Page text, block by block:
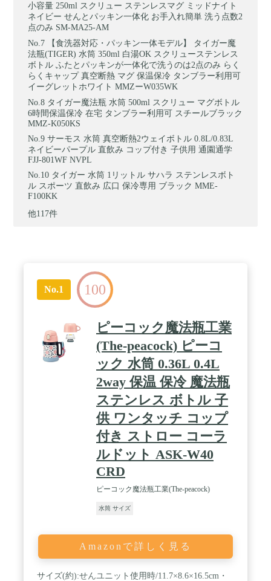
小容量 250ml スクリュー ステンレスマグ ミッドナイト
ネイビー せんとパッキン一体化 お手入れ簡単 洗う点数2
点のみ SM-MA25-AM
【食洗器対応・パッキン一体モデル】 タイガー魔
法瓶(TIGER) 水筒 350ml 白湯OK スクリューステンレス
ボトル ふたとパッキンが一体化で洗うのは2点のみ らく
らくキャップ 真空断熱 マグ 保温保冷 タンブラー利用可
イーグレットホワイト MMZーW035WK
タイガー魔法瓶 水筒 500ml スクリュー マグボトル
6時間保温保冷 在宅 タンブラー利用可 スチールブラック
MMZ-K050KS
サーモス 水筒 真空断熱2ウェイボトル 0.8L/0.83L
ネイビーパープル 直飲み コップ付き 子供用 通園通学
FJJ-801WF NVPL
タイガー 水筒 1リットル サハラ ステンレスボト
ル スポーツ 直飲み 広口 保冷専用 ブラック MME-
F100KK
他117件
No.1 100
ピーコック魔法瓶工業
(The-peacock) ピーコ
ック 水筒 0.36L 0.4L
2way 保温 保冷 魔法瓶
ステンレス ボトル 子
供 ワンタッチ コップ
付き ストロー コーラ
ルドット ASK-W40
CRD
ピーコック魔法瓶工業(The-peacock)
水筒 サイズ
Amazonで詳しく見る
サイズ(約):せんユニット使用時/11.7×8.6×16.5cm・